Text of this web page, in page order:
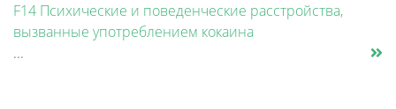
F14 Психические и поведенческие расстройства,
вызванные употреблением кокаина
...